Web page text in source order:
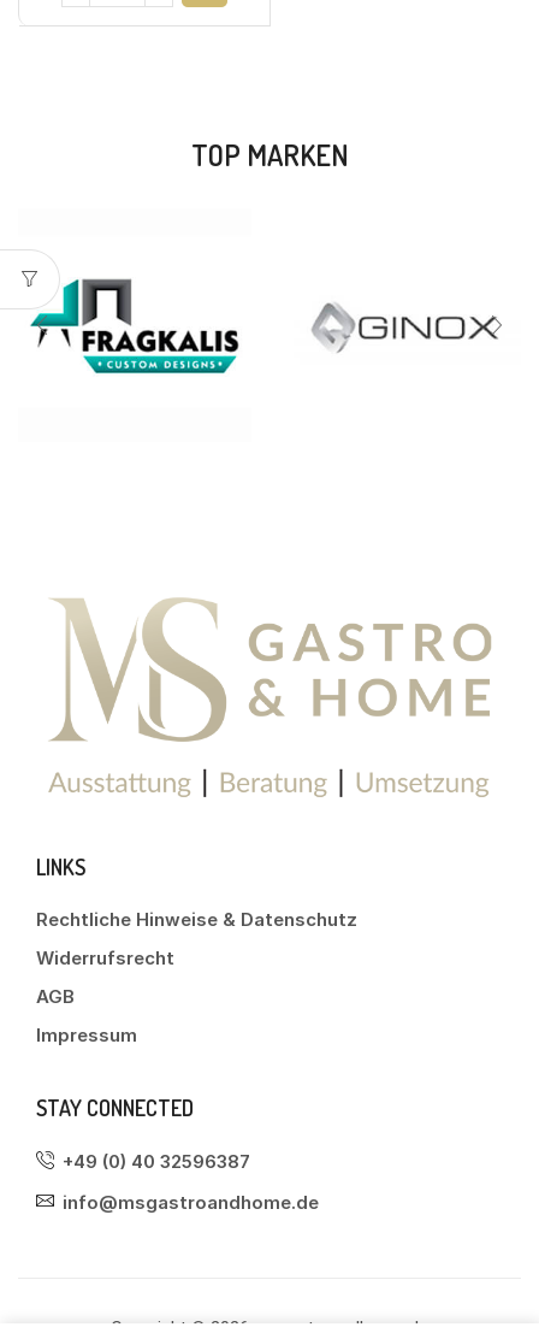
TOP MARKEN
LINKS
Rechtliche Hinweise & Datenschutz
Widerrufsrecht
AGB
Impressum
STAY CONNECTED
+49 (0) 40 32596387
info@msgastroandhome.de